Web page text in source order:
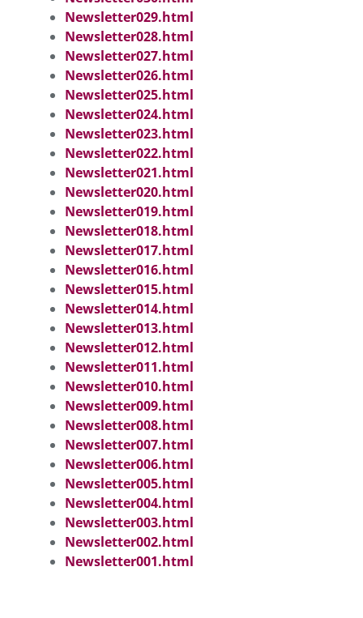
Newsletter029.html
Newsletter028.html
Newsletter027.html
Newsletter026.html
Newsletter025.html
Newsletter024.html
Newsletter023.html
Newsletter022.html
Newsletter021.html
Newsletter020.html
Newsletter019.html
Newsletter018.html
Newsletter017.html
Newsletter016.html
Newsletter015.html
Newsletter014.html
Newsletter013.html
Newsletter012.html
Newsletter011.html
Newsletter010.html
Newsletter009.html
Newsletter008.html
Newsletter007.html
Newsletter006.html
Newsletter005.html
Newsletter004.html
Newsletter003.html
Newsletter002.html
Newsletter001.html